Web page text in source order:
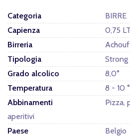
Categoria
BIRRE
Capienza
0,75 LT
Birreria
Tipologia
Strong
Grado alcolico
8,0°
Temperatura
8 - 10
Abbinamenti
Pizza,
aperitivi
Paese
Belgio